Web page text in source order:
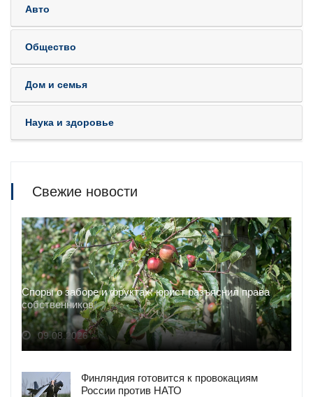
Авто
Общество
Дом и семья
Наука и здоровье
Свежие новости
Споры о заборе и фруктах: юрист разъяснил права
собственников
09.08.2026
Финляндия готовится к провокациям
России против НАТО